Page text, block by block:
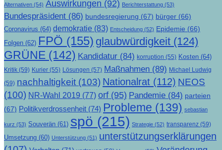
Alternativen (54) Auswirkungen (92) Berichterstattung (53)
Bundespräsident (86) bundesregierung (67) bürger (66)
Coronavirus (64) demokratie (83) Entscheidung (52) Epidemie (66)
Folgen (62) FPÖ (155) glaubwürdigkeit (124)
GRÜNE (142) Kandidatur (84) korruption (55) Kosten (64)
Kritik (59) Kurier (55) Lösungen (57) Maßnahmen (89) Michael Ludwig
(59) nachhaltigkeit (103) Nationalrat (112) NEOS
(100) NR-Wahl 2019 (77) orf (95) Pandemie (84) parteien
(67) Politikverdrossenheit (74) Probleme (139) sebastian
kurz (53) Souverän (61) spö (215) Strategie (52) transparenz (59)
Umsetzung (60) Unterstützung (51) unterstützungserklärungen